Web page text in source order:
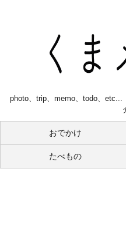
photo、trip、memo、todo、
おでかけ
たべもの